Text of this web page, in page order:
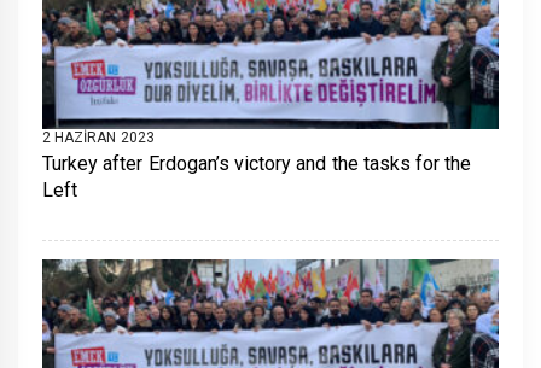
2 HAZIRAN 2023
Turkey after Erdogan’s victory and the tasks for the
Left